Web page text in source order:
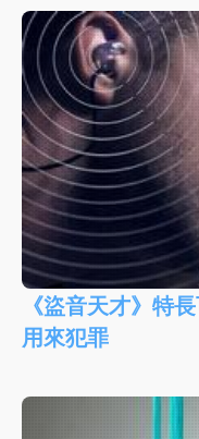
《盜音天才》特
用來犯罪